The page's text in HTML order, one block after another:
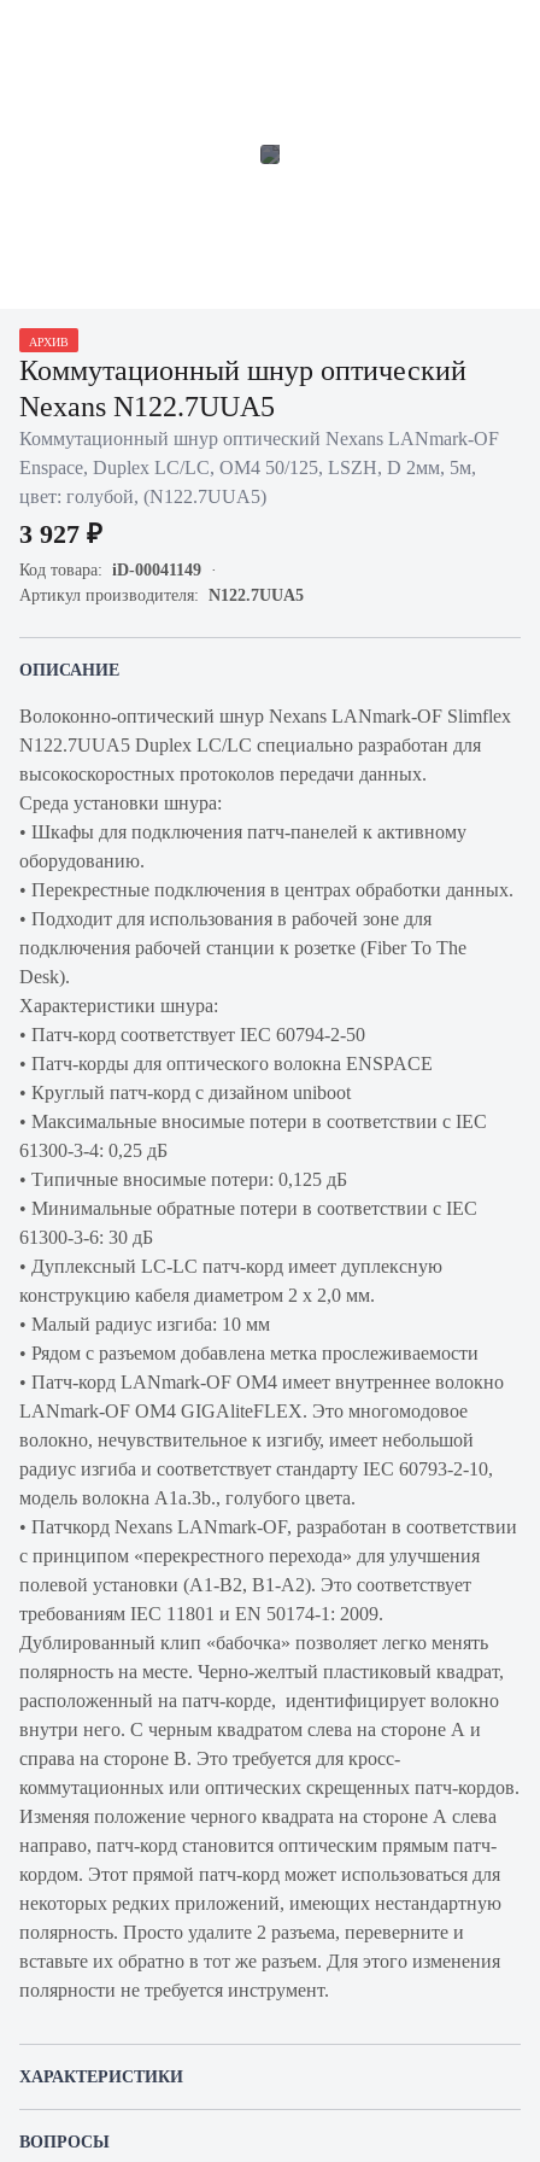
АРХИВ
Коммутационный шнур оптический
Nexans N122.7UUA5
Коммутационный шнур оптический Nexans LANmark-OF
Enspace, Duplex LC/LC, OM4 50/125, LSZH, D 2мм, 5м,
цвет: голубой, (N122.7UUA5)
3 927 ₽
Код товара: iD-00041149
Артикул производителя: N122.7UUA5
ОПИСАНИЕ
Волоконно-оптический шнур Nexans LANmark-OF Slimflex
N122.7UUA5 Duplex LC/LC специально разработан для
высокоскоростных протоколов передачи данных.
Среда установки шнура:
• Шкафы для подключения патч-панелей к активному
оборудованию.
• Перекрестные подключения в центрах обработки данных.
• Подходит для использования в рабочей зоне для
подключения рабочей станции к розетке (Fiber To The
Desk).
Характеристики шнура:
• Патч-корд соответствует IEC 60794-2-50
• Патч-корды для оптического волокна ENSPACE
• Круглый патч-корд с дизайном uniboot
• Максимальные вносимые потери в соответствии с IEC
61300-3-4: 0,25 дБ
• Типичные вносимые потери: 0,125 дБ
• Минимальные обратные потери в соответствии с IEC
61300-3-6: 30 дБ
• Дуплексный LC-LC патч-корд имеет дуплексную
конструкцию кабеля диаметром 2 х 2,0 мм.
• Малый радиус изгиба: 10 мм
• Рядом с разъемом добавлена ​​метка прослеживаемости
• Патч-корд LANmark-OF OM4 имеет внутреннее волокно
LANmark-OF OM4 GIGAliteFLEX. Это многомодовое
волокно, нечувствительное к изгибу, имеет небольшой
радиус изгиба и соответствует стандарту IEC 60793-2-10,
модель волокна A1a.3b., голубого цвета.
• Патчкорд Nexans LANmark-OF, разработан в соответствии
с принципом «перекрестного перехода» для улучшения
полевой установки (A1-B2, B1-A2). Это соответствует
требованиям IEC 11801 и EN 50174-1: 2009.
Дублированный клип «бабочка» позволяет легко менять
полярность на месте. Черно-желтый пластиковый квадрат,
расположенный на патч-корде, идентифицирует волокно
внутри него. С черным квадратом слева на стороне A и
справа на стороне B. Это требуется для кросс-
коммутационных или оптических скрещенных патч-кордов.
Изменяя положение черного квадрата на стороне A слева
направо, патч-корд становится оптическим прямым патч-
кордом. Этот прямой патч-корд может использоваться для
некоторых редких приложений, имеющих нестандартную
полярность. Просто удалите 2 разъема, переверните и
вставьте их обратно в тот же разъем. Для этого изменения
полярности не требуется инструмент.
ХАРАКТЕРИСТИКИ
ВОПРОСЫ